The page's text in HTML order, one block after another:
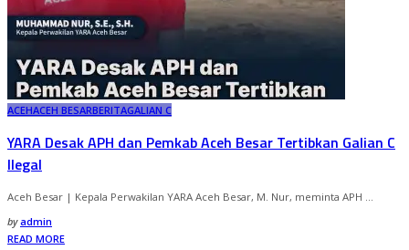
ACEHACEH BESARBERITAGALIAN C
YARA Desak APH dan Pemkab Aceh Besar Tertibkan Galian C
Ilegal
Aceh Besar | Kepala Perwakilan YARA Aceh Besar, M. Nur, meminta APH ...
byadmin
READ MORE